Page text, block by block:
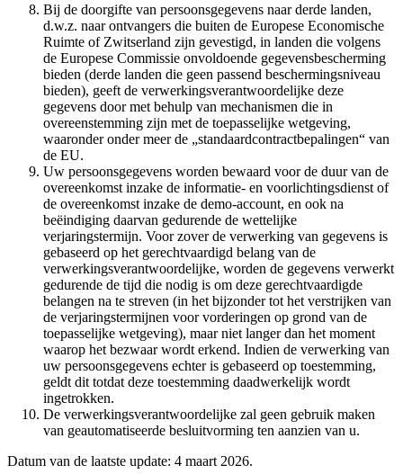
Bij de doorgifte van persoonsgegevens naar derde landen,
d.w.z. naar ontvangers die buiten de Europese Economische
Ruimte of Zwitserland zijn gevestigd, in landen die volgens
de Europese Commissie onvoldoende gegevensbescherming
bieden (derde landen die geen passend beschermingsniveau
bieden), geeft de verwerkingsverantwoordelijke deze
gegevens door met behulp van mechanismen die in
overeenstemming zijn met de toepasselijke wetgeving,
waaronder onder meer de „standaardcontractbepalingen“ van
de EU.
Uw persoonsgegevens worden bewaard voor de duur van de
overeenkomst inzake de informatie- en voorlichtingsdienst of
de overeenkomst inzake de demo-account, en ook na
beëindiging daarvan gedurende de wettelijke
verjaringstermijn. Voor zover de verwerking van gegevens is
gebaseerd op het gerechtvaardigd belang van de
verwerkingsverantwoordelijke, worden de gegevens verwerkt
gedurende de tijd die nodig is om deze gerechtvaardigde
belangen na te streven (in het bijzonder tot het verstrijken van
de verjaringstermijnen voor vorderingen op grond van de
toepasselijke wetgeving), maar niet langer dan het moment
waarop het bezwaar wordt erkend. Indien de verwerking van
uw persoonsgegevens echter is gebaseerd op toestemming,
geldt dit totdat deze toestemming daadwerkelijk wordt
ingetrokken.
De verwerkingsverantwoordelijke zal geen gebruik maken
van geautomatiseerde besluitvorming ten aanzien van u.
Datum van de laatste update: 4 maart 2026.